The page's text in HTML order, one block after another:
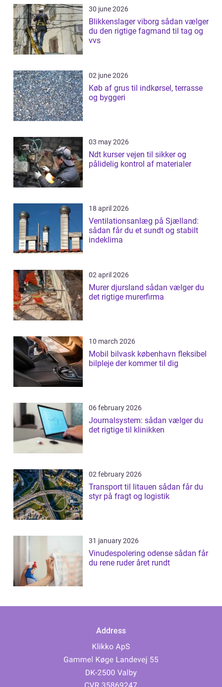
30 june 2026
Blikkenslager viborg sådan vælger
du den rigtige fagmand til tag og
vvs
02 june 2026
Køb af grus til indkørsel, terrasse
og byggeri
03 may 2026
Ndt kurser vejen til sikker og
pålidelig kontrol af materialer
18 april 2026
Ventilationsanlæg på Sjælland:
sådan får du et sundt og stabilt
indeklima
02 april 2026
Murer djursland sådan vælger du
det rigtige murerfirma
10 march 2026
Mobil bilvask københavn fleksibel
bilpleje der kommer til dig
06 february 2026
Journalsystem: sådan vælger du
det rigtige til klinikken
02 february 2026
Transport til litauen sådan får du
styr på fragt og logistik
31 january 2026
Vinudespolering odense sådan får
du rene ruder året rundt
Address